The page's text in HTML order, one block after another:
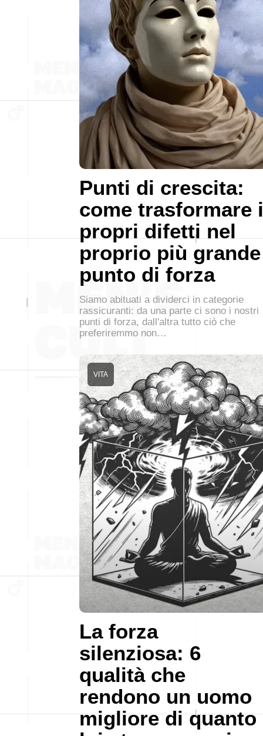
Punti di crescita:
come trasformare i
propri difetti nel
proprio più grande
punto di forza
Siamo abituati a dividerci in categorie
rassicuranti: da una parte ci sono i nostri
punti di forza, dall'altra tutto ciò che
preferiremmo non…
La forza
silenziosa: 6
qualità che
rendono un uomo
migliore di quanto
VITA